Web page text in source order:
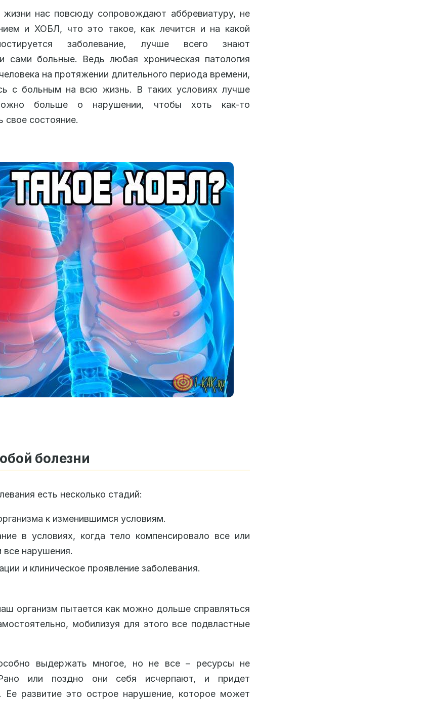
жизни нас повсюду сопровождают аббревиатуру, не
и ХОБЛ, что это такое, как лечится и на какой
заболевание, лучше всего знают
и сами больные. Ведь любая хроническая патология
на протяжении длительного периода времени,
с больным на всю жизнь. В таких условиях лучше
больше о нарушении, чтобы хоть как-то
свое состояние.
болезни
есть несколько стадий:
к изменившимся условиям.
в условиях, когда тело компенсировало все или
все нарушения.
и клиническое проявление заболевания.
организм пытается как можно дольше справляться
мобилизуя для этого все подвластные
выдержать многое, но не все – ресурсы не
Рано или поздно они себя исчерпают, и придет
Ее развитие это острое нарушение, которое может